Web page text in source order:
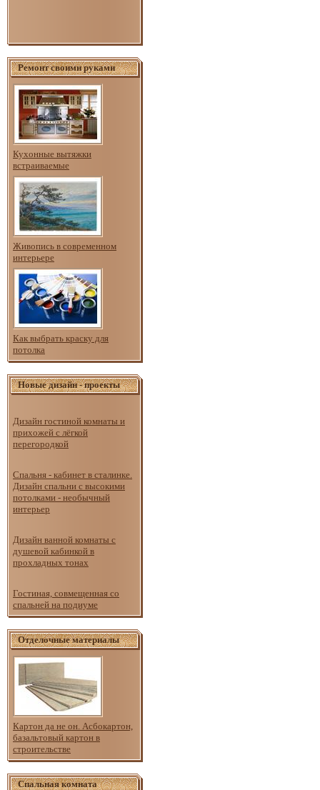
Ремонт своими руками
Кухонные вытяжки
встраиваемые
Живопись в современном
интерьере
Как выбрать краску для
потолка
Новые дизайн - проекты
Дизайн гостиной комнаты и
прихожей с лёгкой
перегородкой
Спальня - кабинет в сталинке.
Дизайн спальни с высокими
потолками - необычный
интерьер
Дизайн ванной комнаты с
душевой кабинкой в
прохладных тонах
Гостиная, совмещенная со
спальней на подиуме
Отделочные материалы
Картон да не он. Асбокартон,
базальтовый картон в
строительстве
Спальная комната